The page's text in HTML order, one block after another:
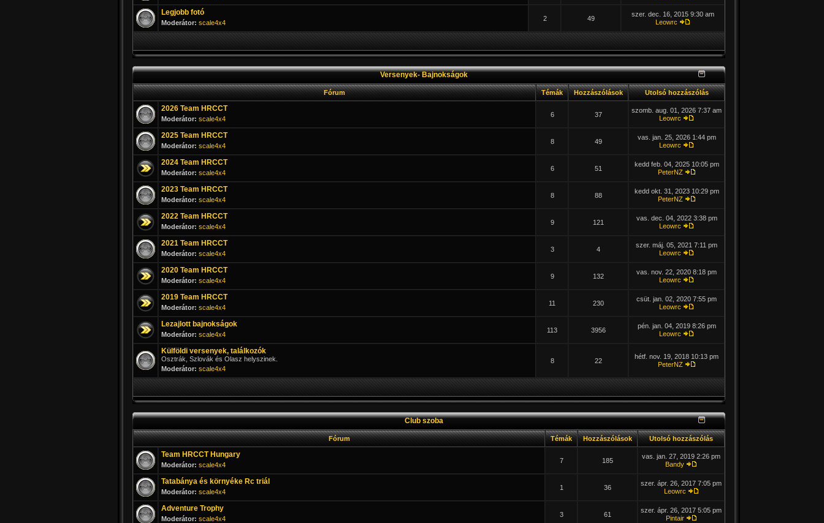
Legjobb fotó
Moderátor: scale4x4
2 49
szer. dec. 16, 2015 9:30 am
Leowrc
Versenyek- Bajnokságok
Fórum Témák Hozzászólások Utolsó hozzászólás
2026 Team HRCCT
Moderátor: scale4x4
6 37
szomb. aug. 01, 2026 7:37 am
Leowrc
2025 Team HRCCT
Moderátor: scale4x4
8 49
vas. jan. 25, 2026 1:44 pm
Leowrc
2024 Team HRCCT
Moderátor: scale4x4
6 51
kedd feb. 04, 2025 10:05 pm
PeterNZ
2023 Team HRCCT
Moderátor: scale4x4
8 88
kedd okt. 31, 2023 10:29 pm
PeterNZ
2022 Team HRCCT
Moderátor: scale4x4
9 121
vas. dec. 04, 2022 3:38 pm
Leowrc
2021 Team HRCCT
Moderátor: scale4x4
3 4
szer. máj. 05, 2021 7:11 pm
Leowrc
2020 Team HRCCT
Moderátor: scale4x4
9 132
vas. nov. 22, 2020 8:18 pm
Leowrc
2019 Team HRCCT
Moderátor: scale4x4
11 230
csüt. jan. 02, 2020 7:55 pm
Leowrc
Lezajlott bajnokságok
Moderátor: scale4x4
113 3956
pén. jan. 04, 2019 8:26 pm
Leowrc
Külföldi versenyek, találkozók
Osztrák, Szlovák és Olasz helyszinek.
Moderátor: scale4x4
8 22
hétf. nov. 19, 2018 10:13 pm
PeterNZ
Club szoba
Fórum Témák Hozzászólások Utolsó hozzászólás
Team HRCCT Hungary
Moderátor: scale4x4
7 185
vas. jan. 27, 2019 2:26 pm
Bandy
Tatabánya és környéke Rc triál
Moderátor: scale4x4
1 36
szer. ápr. 26, 2017 7:05 pm
Leowrc
Adventure Trophy
Moderátor: scale4x4
3 61
szer. ápr. 26, 2017 5:05 pm
Pintair